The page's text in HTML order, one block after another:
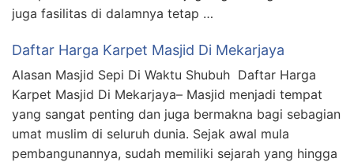
juga fasilitas di dalamnya tetap …
Daftar Harga Karpet Masjid Di Mekarjaya
Alasan Masjid Sepi Di Waktu Shubuh Daftar Harga
Karpet Masjid Di Mekarjaya– Masjid menjadi tempat
yang sangat penting dan juga bermakna bagi sebagian
umat muslim di seluruh dunia. Sejak awal mula
pembangunannya, sudah memiliki sejarah yang hingga